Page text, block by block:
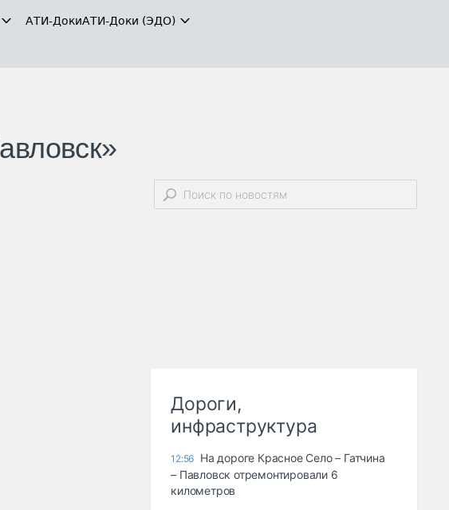
АТИ-ДокиАТИ-Доки (ЭДО)
Дороги,
инфраструктура
12:56 На дороге Красное Село – Гатчина
– Павловск отремонтировали 6
километров